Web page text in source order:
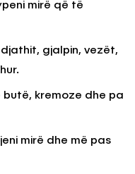
mirë që të
djathit, gjalpin, vezët,
kremoze dhe pa
mirë dhe më pas